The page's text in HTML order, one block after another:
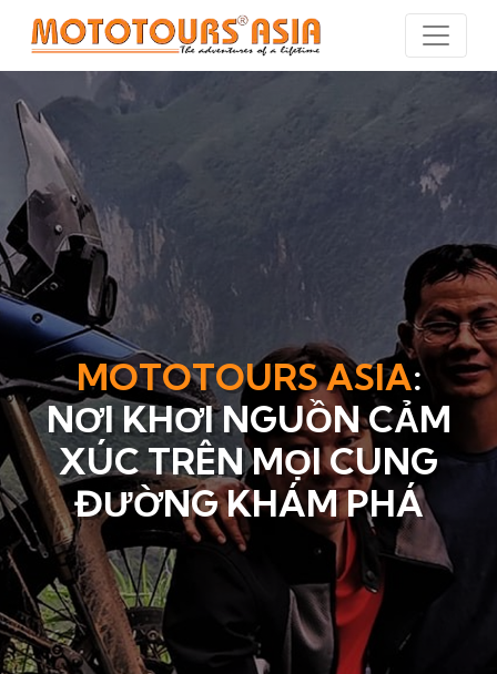
the
content
MOTOTOURS ASIA:
NƠI KHƠI NGUỒN CẢM
XÚC TRÊN MỌI CUNG
ĐƯỜNG KHÁM PHÁ